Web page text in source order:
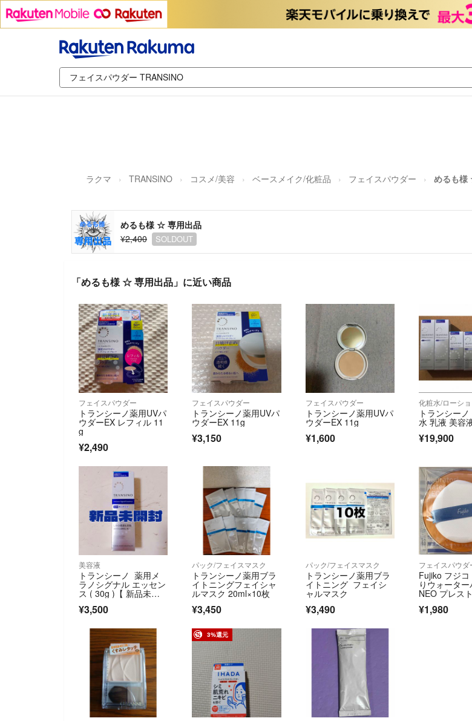
ラクマ TRANSINO コスメ/美容 ベースメイク/化粧品 フェイスパウダー めるも
めるも様 ☆ 専用出品
¥2,400
SOLDOUT
「めるも様 ☆ 専用出品」に近い商品
フェイスパウダー
トランシーノ薬用UVパ
ウダーEX レフィル 11
g
¥2,490
フェイスパウダー
トランシーノ薬用UVパ
ウダーEX 11g
¥3,150
フェイスパウダー
トランシーノ薬用UVパ
ウダーEX 11g
¥1,600
化粧水/ローシ
トランシー
水 乳液 美容
¥19,900
美容液
トランシーノ 薬用メ
ラノシグナル エッセン
ス ( 30g )【 新品未開
¥3,500
パック/フェイスマスク
トランシーノ薬用ブラ
イトニングフェイシャ
ルマスク 20ml×10枚
¥3,450
パック/フェイスマスク
トランシーノ薬用ブラ
イトニング フェイシ
ャルマスク
¥3,490
フェイスパウダ
Fujiko フジコ
りウォータ
NEO プレス
¥1,980
3%還元